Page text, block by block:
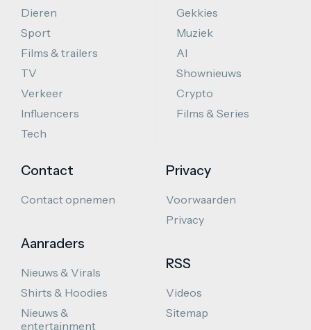
Dieren
Sport
Films & trailers
TV
Verkeer
Influencers
Tech
Gekkies
Muziek
AI
Shownieuws
Crypto
Films & Series
Contact
Contact opnemen
Aanraders
Nieuws & Virals
Shirts & Hoodies
Nieuws &
entertainment
Privacy
Voorwaarden
Privacy
RSS
Videos
Sitemap